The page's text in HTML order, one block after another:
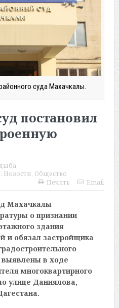
суда Махачкалы.
постановил
Новости, Общество
Печать
Email
Махачкалы
о признании
здания
и обязал застройщика
выявлены в ходе
многоквартирного
улице Даниялова,